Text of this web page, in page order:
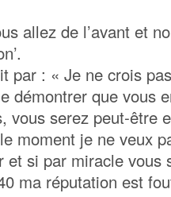
allez de l’avant et
par : « Je ne crois
démontrer que vous
vous serez peut-être
moment je ne veux
et si par miracle vous
ma réputation est